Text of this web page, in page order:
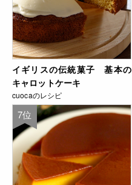
イギリスの伝統菓子 基本の
キャロットケーキ
cuocaのレシピ
7位